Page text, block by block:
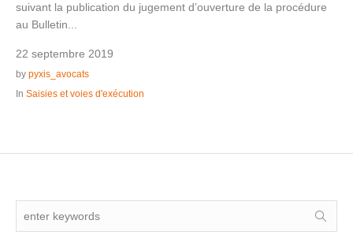
suivant la publication du jugement d’ouverture de la procédure
au Bulletin...
22 septembre 2019
by pyxis_avocats
In Saisies et voies d'exécution